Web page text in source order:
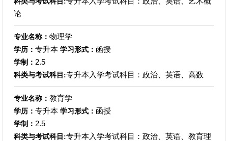
论
专业名称： 物理学
学历： 专升本 学习形式： 函授
学制： 2.5
科类与考试科目:专升本入学考试科目：政治、英语、高数
专业名称： 教育学
学历： 专升本 学习形式： 函授
学制： 2.5
科类与考试科目:专升本入学考试科目：政治、英语、教育理